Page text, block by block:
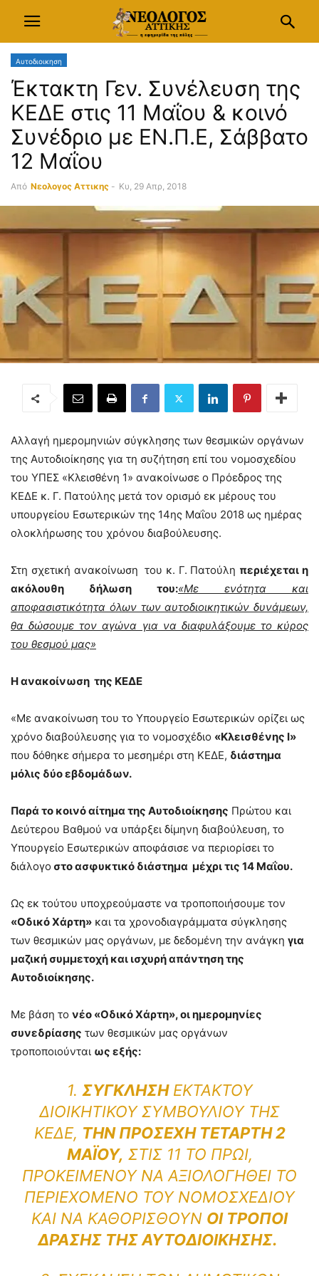
Αυτοδιοικηση
Έκτακτη Γεν. Συνέλευση της
ΚΕΔΕ στις 11 Μαΐου & κοινό
Συνέδριο με ΕΝ.Π.Ε, Σάββατο
12 Μαΐου
Από Νεολογος Αττικης - Κυ, 29 Απρ, 2018
Αλλαγή ημερομηνιών σύγκλησης των θεσμικών οργάνων
της Αυτοδιοίκησης για τη συζήτηση επί του νομοσχεδίου
του ΥΠΕΣ «Κλεισθένη 1» ανακοίνωσε ο Πρόεδρος της
ΚΕΔΕ κ. Γ. Πατούλης μετά τον ορισμό εκ μέρους του
υπουργείου Εσωτερικών της 14ης Μαΐου 2018 ως ημέρας
ολοκλήρωσης του χρόνου διαβούλευσης.
Στη σχετική ανακοίνωση του κ. Γ. Πατούλη περιέχεται η
ακόλουθη δήλωση του:«Με ενότητα και
αποφασιστικότητα όλων των αυτοδιοικητικών δυνάμεων,
θα δώσουμε τον αγώνα για να διαφυλάξουμε το κύρος
του θεσμού μας»
Η ανακοίνωση της ΚΕΔΕ
«Με ανακοίνωση του το Υπουργείο Εσωτερικών ορίζει ως
χρόνο διαβούλευσης για το νομοσχέδιο «Κλεισθένης I»
που δόθηκε σήμερα το μεσημέρι στη ΚΕΔΕ, διάστημα
μόλις δύο εβδομάδων.
Παρά το κοινό αίτημα της Αυτοδιοίκησης Πρώτου και
Δεύτερου Βαθμού να υπάρξει δίμηνη διαβούλευση, το
Υπουργείο Εσωτερικών αποφάσισε να περιορίσει το
διάλογο στο ασφυκτικό διάστημα μέχρι τις 14 Μαΐου.
Ως εκ τούτου υποχρεούμαστε να τροποποιήσουμε τον
«Οδικό Χάρτη» και τα χρονοδιαγράμματα σύγκλησης
των θεσμικών μας οργάνων, με δεδομένη την ανάγκη για
μαζική συμμετοχή και ισχυρή απάντηση της
Αυτοδιοίκησης.
Με βάση το νέο «Οδικό Χάρτη», οι ημερομηνίες
συνεδρίασης των θεσμικών μας οργάνων
τροποποιούνται ως εξής:
1. ΣΎΓΚΛΗΣΗΈΚΤΑΚΤΟΥ
ΔΙΟΙΚΗΤΙΚΟΎ ΣΥΜΒΟΥΛΊΟΥ ΤΗΣ
ΚΕΔΕ, ΤΗΝ ΠΡΟΣΕΧΉ ΤΕΤΆΡΤΗ 2
ΜΑΪ́ΟΥ, ΣΤΙΣ 11 ΤΟ ΠΡΩΊ,
ΠΡΟΚΕΙΜΈΝΟΥ ΝΑ ΑΞΙΟΛΟΓΗΘΕΊ ΤΟ
ΠΕΡΙΕΧΌΜΕΝΟ ΤΟΥ ΝΟΜΟΣΧΕΔΊΟΥ
ΚΑΙ ΝΑ ΚΑΘΟΡΙΣΘΟΎΝ ΟΙ ΤΡΌΠΟΙ
ΔΡΆΣΗΣ ΤΗΣ ΑΥΤΟΔΙΟΊΚΗΣΗΣ.